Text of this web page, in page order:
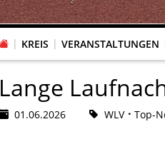
KREIS VERANSTALTUNGEN
Lange
01.06.2026 WLV Top-